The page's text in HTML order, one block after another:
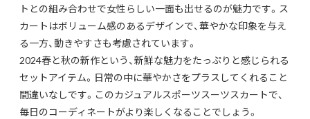
トとの組み合わせで女性らしい一面も出せるのが魅力です。ス
カートはボリューム感のあるデザインで、華やかな印象を与え
る一方、動きやすさも考慮されています。
2024春と秋の新作という、新鮮な魅力をたっぷりと感じられる
セットアイテム。日常の中に華やかさをプラスしてくれること
間違いなしです。このカジュアルスポーツスーツスカートで、
毎日のコーディネートがより楽しくなることでしょう。